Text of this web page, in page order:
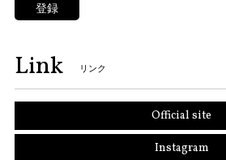
登録
Link リンク
Official site
Instagram